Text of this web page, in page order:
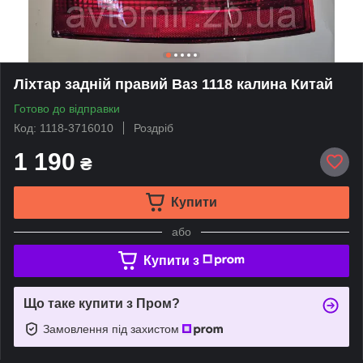
Ліхтар задній правий Ваз 1118 калина Китай
Готово до відправки
Код: 1118-3716010
Роздріб
1 190 ₴
Купити
або
Купити з
Що таке купити з Пром?
Замовлення під захистом